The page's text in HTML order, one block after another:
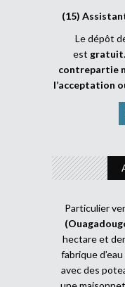
(15)
Le dépôt
est gratuit.
contrepartie
l’acceptation
Particulier
hectare et
fabrique
avec des